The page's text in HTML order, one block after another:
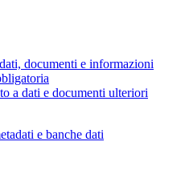
documenti e informazioni
a dati e documenti ulteriori
e banche dati